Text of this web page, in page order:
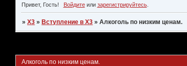
Привет, Гость! Войдитеили зарегистрируйтесь.
»X3 » Вступление в X3 »Aлкоголь по низким ценам.
Aлкоголь по низким ценам.